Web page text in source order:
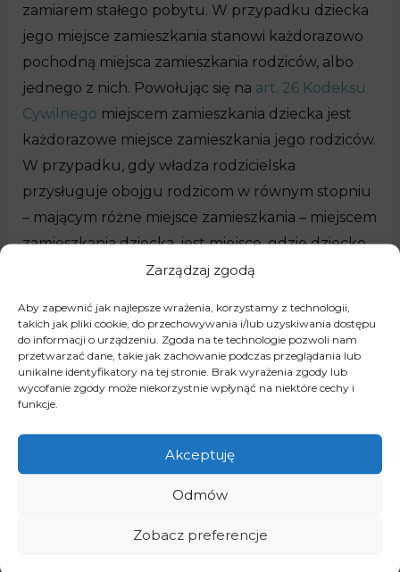
Zarządzaj zgodą
Aby zapewnić jak najlepsze wrażenia, korzystamy z technologii,
takich jak pliki cookie, do przechowywania i/lub uzyskiwania dostępu
do informacji o urządzeniu. Zgoda na te technologie pozwoli nam
przetwarzać dane, takie jak zachowanie podczas przeglądania lub
unikalne identyfikatory na tej stronie. Brak wyrażenia zgody lub
wycofanie zgody może niekorzystnie wpłynąć na niektóre cechy i
funkcje.
Akceptuję
Odmów
Zobacz preferencje
zamiarem stałego pobytu. W przypadku dziecka
jego miejsce zamieszkania stanowi każdorazowo
pochodną miejsca zamieszkania rodziców, albo
jednego z nich. Powołując się na art. 26 Kodeksu
Cywilnego miejscem zamieszkania dziecka jest
każdorazowe miejsce zamieszkania jego rodziców.
W przypadku, gdy władza rodzicielska
przysługuje obojgu rodzicom w równym stopniu
– mającym różne miejsce zamieszkania – miejscem
zamieszkania dziecka, jest miejsce, gdzie dziecko
przebywa na stałe; jeżeli dziecko nie przebywa
zamieszkania określa sąd opiekuńczy.Sąd
opiekuńczy orzeka w kwestii zamieszkania
dziecka również wtedy, gdy rodzice samodzielnie
nie mogą dojść do porozumienia.
Z wnioskiem o
rodziców/ opiekunów małoletniego. Celowym jest
umieszczenie we wniosku tzw. wniosek o
udzielenie zabezpieczenie. Opłata sądowa od
wniosku o ustalenie miejsca zamieszkania dziecka